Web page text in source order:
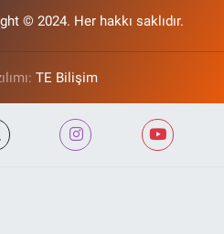
© 2024. Her hakkı saklıdır.
TE Bilişim